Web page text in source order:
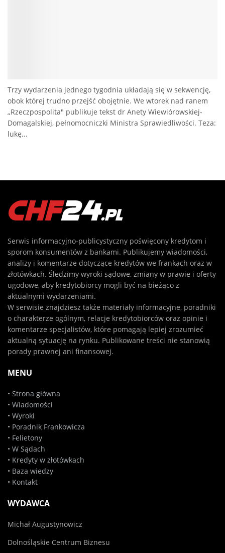
Trzy wydarzenia jednego tygodnia układają się w sekwencję,
obok której trudno przejść obojętnie. We wtorek nad ranem
„Rzeczpospolita" publikuje tekst dr Anety Wiewiórowskiej-
Domagalskiej, pełnomocniczki Ministra Sprawiedliwości. Teza:
lukę...
Serwis informacyjno-publicystyczny poświęcony kredytom i
sporom konsumentów z bankami. Publikujemy wiadomości,
analizy i komentarze dotyczące kredytów we frankach oraz w
złotówkach. Śledzimy wyroki sądowe, zmiany w prawie i oferty
ugodowe, aby kredytobiorcy mogli być na bieżąco z
aktualnymi wydarzeniami.
W serwisie znajdziesz także materiały informacyjne, poradniki
o charakterze ogólnym, relacje kredytobiorców oraz opinie i
komentarze specjalistów, które pomagają lepiej zrozumieć
aktualną sytuację na rynku. Publikowane treści nie stanowią
porady prawnej ani finansowej.
MENU
• Strona główna
• Wiadomości
• Wyroki
• Poradnik Frankowicza
• Felietony
• W Sądach
• Kredyty w złotówkach
• Baza wiedzy
• Kontakt
WYDAWCA
Michał Augustynowicz
Dolnośląskie Centrum Biznesu